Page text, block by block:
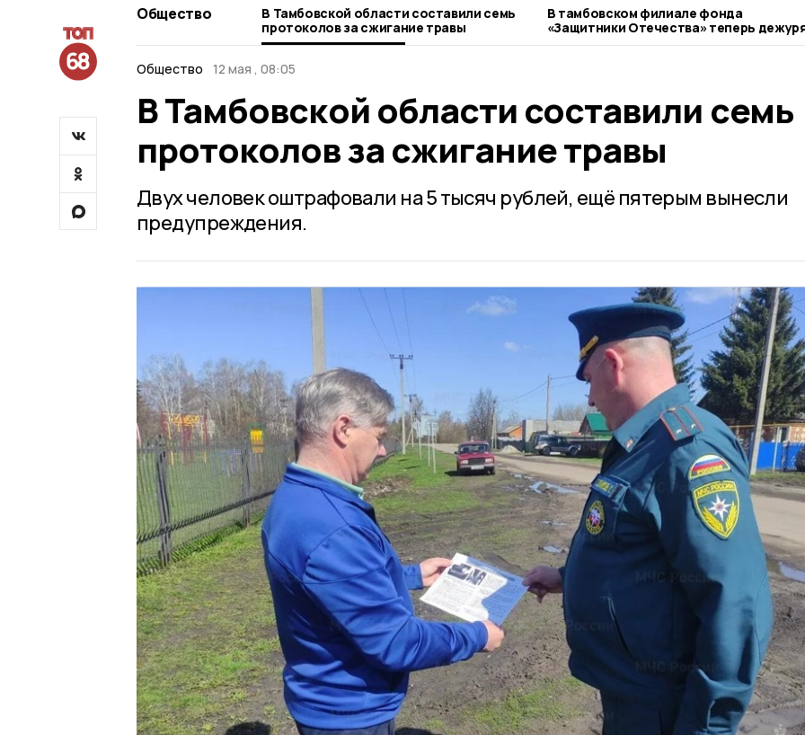
Общество
В Тамбовской области составили семь
протоколов за сжигание травы
В тамбовском филиале фонда
«Защитники Отечества» теперь
священники
Общество
12 мая , 08:05
В Тамбовской области составили семь
протоколов за сжигание травы
Двух человек оштрафовали на 5 тысяч рублей, ещё пятерым вынесли
предупреждения.